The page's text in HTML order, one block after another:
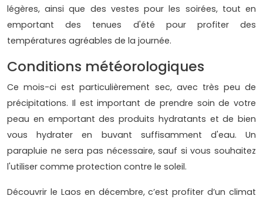
légères, ainsi que des vestes pour les soirées, tout en
emportant des tenues d'été pour profiter des
températures agréables de la journée.
Conditions météorologiques
Ce mois-ci est particulièrement sec, avec très peu de
précipitations. Il est important de prendre soin de votre
peau en emportant des produits hydratants et de bien
vous hydrater en buvant suffisamment d'eau. Un
parapluie ne sera pas nécessaire, sauf si vous souhaitez
l'utiliser comme protection contre le soleil.
Découvrir le Laos en décembre, c’est profiter d’un climat